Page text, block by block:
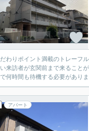
わりポイント満載のトレーフ
来訪者が玄関前まで来ること
何時間も待機する必要があり
アパート